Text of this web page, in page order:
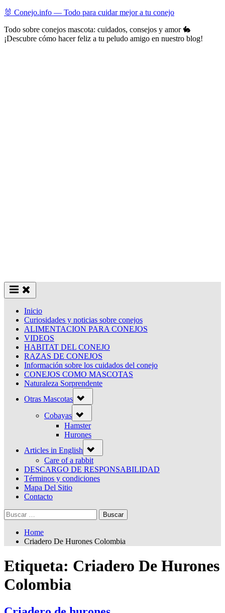
Skip
content
🐰 Conejo.info — Todo para cuidar mejor a tu conejo
Todo sobre conejos mascota: cuidados, consejos y amor 🐇
¡Descubre cómo hacer feliz a tu peludo amigo en nuestro blog!
Inicio
Curiosidades y noticias sobre conejos
ALIMENTACION PARA CONEJOS
VIDEOS
HABITAT DEL CONEJO
RAZAS DE CONEJOS
Información sobre los cuidados del conejo
CONEJOS COMO MASCOTAS
Naturaleza Sorprendente
Otras Mascotas sub-
menu
Cobayas sub-
menu
Hamster
Hurones
Articles in English
sub-
menu
Care of a rabbit
DESCARGO DE RESPONSABILIDAD
Términos y condiciones
Mapa Del Sitio
Contacto
Buscar:
Home
Criadero De Hurones Colombia
Etiqueta: Criadero De Hurones
Colombia